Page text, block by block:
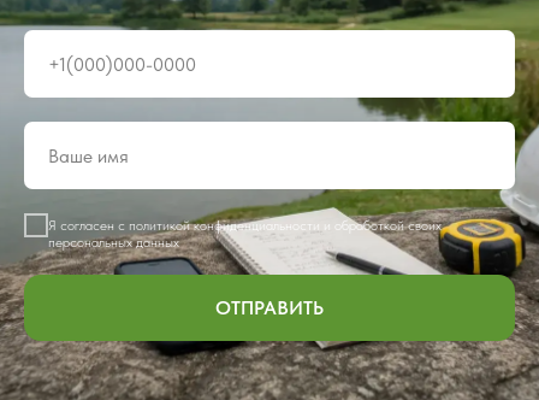
Я согласен с политикой конфиденциальности и обработкой своих
персональных данных
ОТПРАВИТЬ